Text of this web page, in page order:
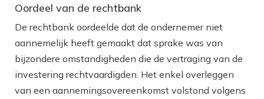
Oordeel van de rechtbank
De rechtbank oordeelde dat de ondernemer niet
aannemelijk heeft gemaakt dat sprake was van
bijzondere omstandigheden die de vertraging van de
investering rechtvaardigden. Het enkel overleggen
van een aannemingsovereenkomst volstond volgens